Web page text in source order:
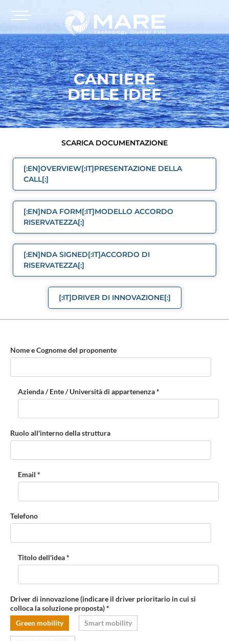
CANTIERE
DELLE IDEE
SCARICA DOCUMENTAZIONE
[:EN]OVERVIEW[:IT]PRESENTAZIONE DELLA
CALL[:]
[:EN]NDA FORM[:IT]MODELLO ACCORDO
RISERVATEZZA[:]
[:EN]NDA SIGNED[:IT]ACCORDO DI
RISERVATEZZA[:]
[:IT]DRIVER DI INNOVAZIONE[:]
Nome e Cognome del proponente
Azienda / Ente / Università di appartenenza *
Ruolo all'interno della struttura
Email *
Telefono
Titolo dell'idea *
Driver di innovazione (indicare il driver prioritario in cui si
colloca la soluzione proposta) *
Green mobility
Smart mobility